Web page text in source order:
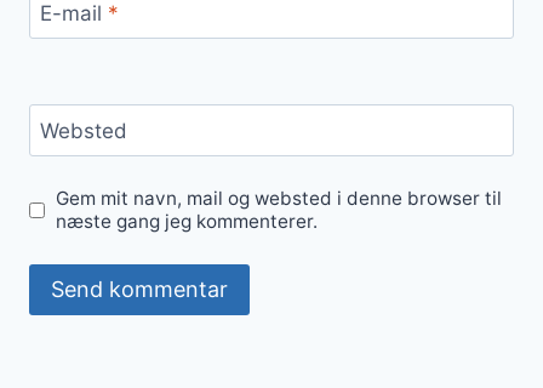
E-mail *
Websted
Gem mit navn, mail og websted i denne browser til
næste gang jeg kommenterer.